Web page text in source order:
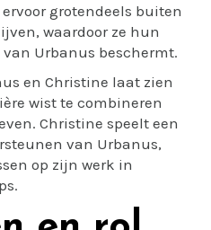
grotendeels buiten
waardoor ze hun
Urbanus beschermt.
en Christine laat zien
wist te combineren
Christine speelt een
van Urbanus,
op zijn werk in